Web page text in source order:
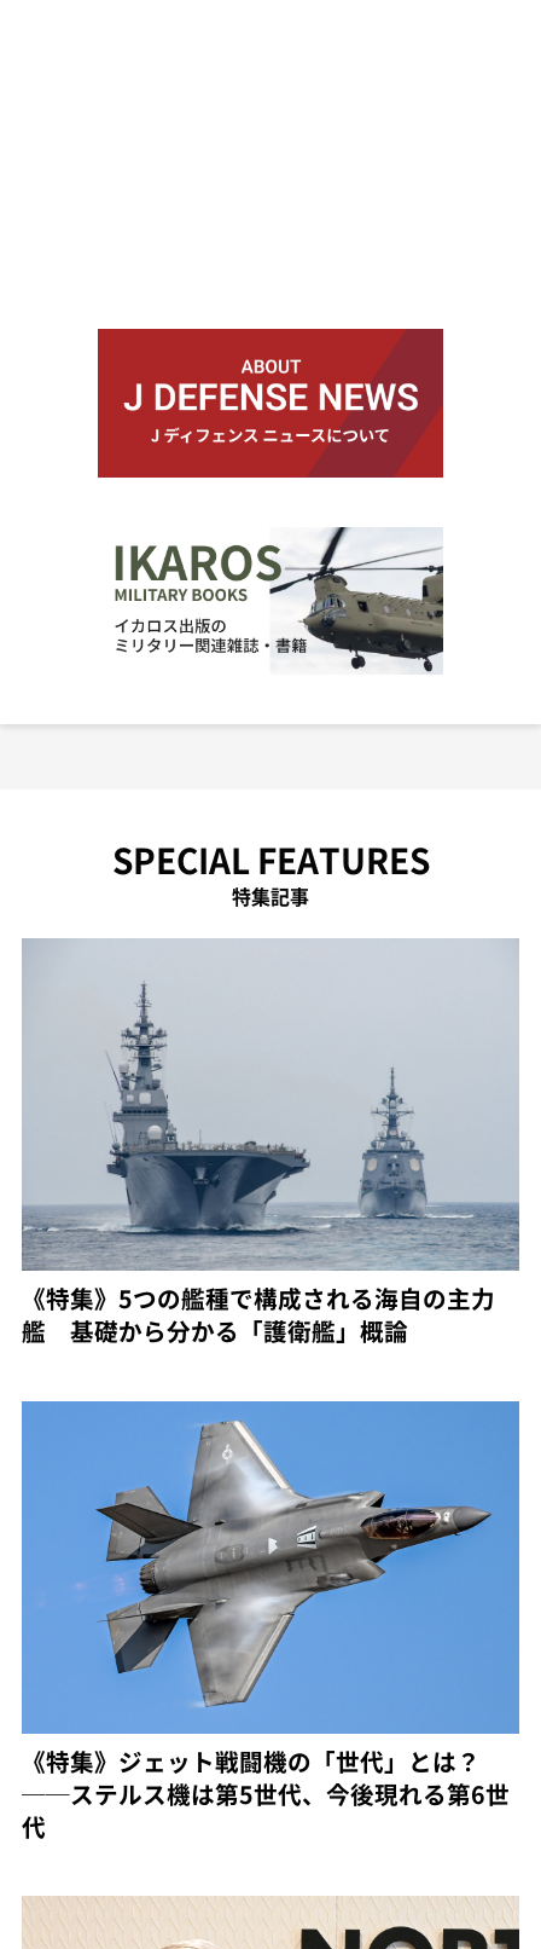
SPECIAL FEATURES
特集記事
《特集》5つの艦種で構成される海自の主力
艦 基礎から分かる「護衛艦」概論
《特集》ジェット戦闘機の「世代」とは？
──ステルス機は第5世代、今後現れる第6世
代